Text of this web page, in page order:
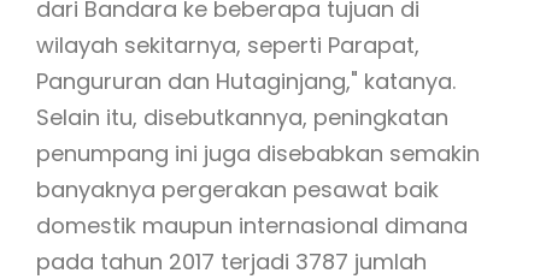
dari Bandara ke beberapa tujuan di
wilayah sekitarnya, seperti Parapat,
Pangururan dan Hutaginjang," katanya.
Selain itu, disebutkannya, peningkatan
penumpang ini juga disebabkan semakin
banyaknya pergerakan pesawat baik
domestik maupun internasional dimana
pada tahun 2017 terjadi 3787 jumlah